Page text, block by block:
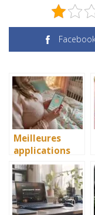
Meilleures
applications
grossesse
gratuites :
lesquelles
choisir ?